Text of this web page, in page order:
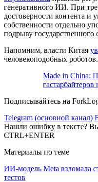
генеративного ИИ. При
достоверности контента и
собственности отдельно
подрыву государственного
Напомним, власти Китая
человекоподобных роботов.
Made in China:
Подписывайтесь на
Telegram (основной канал)
Нашли ошибку в тексте?
CTRL+ENTER
Материалы по теме
ИИ-модель Meta взломала
тестов